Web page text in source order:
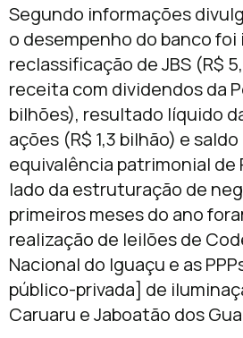
Segundo informações
o desempenho do banco
reclassificação de JBS (R$
receita com dividendos da
bilhões), resultado líquido
ações (R$ 1,3 bilhão) e
equivalência patrimonial de
lado da estruturação de
primeiros meses do ano
realização de leilões de
Nacional do Iguaçu e as
público-privada] de
Caruaru e Jaboatão dos